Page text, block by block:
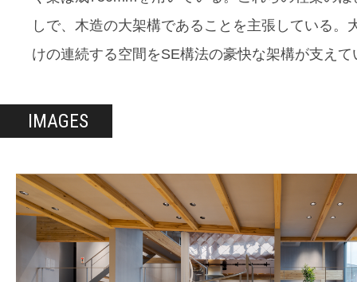
しで、木造の大架構であることを主張している。
けの連続する空間をSE構法の豪快な架構が支えて
IMAGES